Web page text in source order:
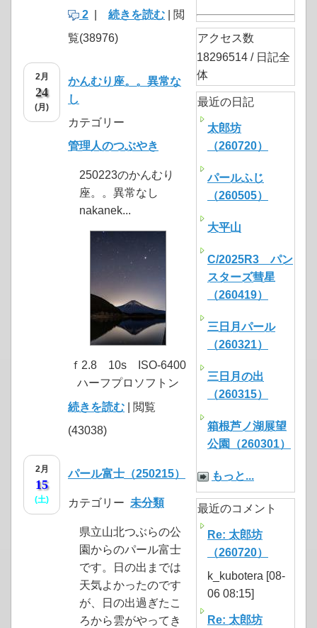
2 続きを読む | 閲
覧(38976)
2月
24
(月)
かんむり座。。異常な
し
カテゴリー
管理人のつぶやき
250223のかんむり
座。。異常なし
nakanek...
ｆ2.8 10s ISO-6400
ハーフプロソフトン
続きを読む | 閲覧
(43038)
2月
15
(土)
パール富士（250215）
カテゴリー 未分類
県立山北つぶらの公
園からのパール富士
です。日の出までは
天気よかったのです
が、日の出過ぎたこ
ろから雲がやってき
アクセス数
18296514 / 日記全
体
最近の日記
太郎坊
（260720）
パールふじ
（260505）
大平山
C/2025R3 パン
スターズ彗星
（260419）
三日月パール
（260321）
三日月の出
（260315）
箱根芦ノ湖展望
公園（260301）
もっと...
最近のコメント
Re: 太郎坊
（260720）
k_kubotera [08-
06 08:15]
Re: 太郎坊